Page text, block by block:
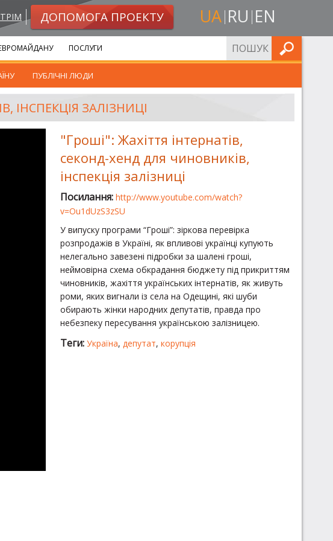
ДОПОМОГА ПРОЕКТУ UA RU EN
ПУБЛІЧНІ ЛЮДИ
ПОСЛУГИ ШУКАТИ
ІНСПЕКЦІЯ ЗАЛІЗНИЦІ
"Гроші": Жахіття інтернатів,
секонд-хенд для чиновників,
інспекція залізниці
Посилання: http://www.youtube.com/watch?
v=Ou1dUzS3zSU
У випуску програми “Гроші”: зіркова перевірка
розпродажів в Україні, як впливові українці купують
нелегально завезені підробки за шалені гроші,
неймовірна схема обкрадання бюджету під прикриттям
чиновників, жахіття українських інтернатів, як живуть
роми, яких вигнали із села на Одещині, які шуби
обирають жінки народних депутатів, правда про
небезпеку пересування українською залізницею.
Теги: Україна, депутат, корупція